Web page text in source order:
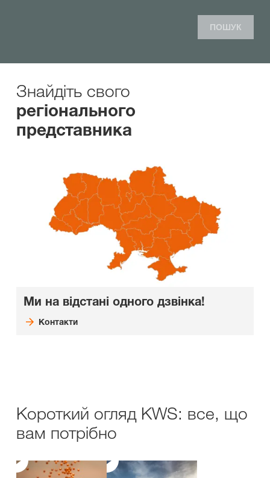
ПОШУК
Знайдіть свого
регіонального
представника
Ми на відстані одного дзвінка!
Контакти
Короткий огляд KWS: все, що
вам потрібно